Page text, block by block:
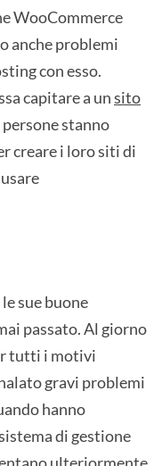
WooCommerce
anche problemi
con esso.
capitare a unsito
stanno
creare i loro siti di
sue buone
passato. Al giorno
tutti i motivi
gravi problemi
hanno
di gestione